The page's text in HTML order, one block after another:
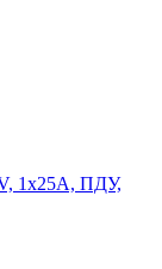
1x25A, ПДУ,